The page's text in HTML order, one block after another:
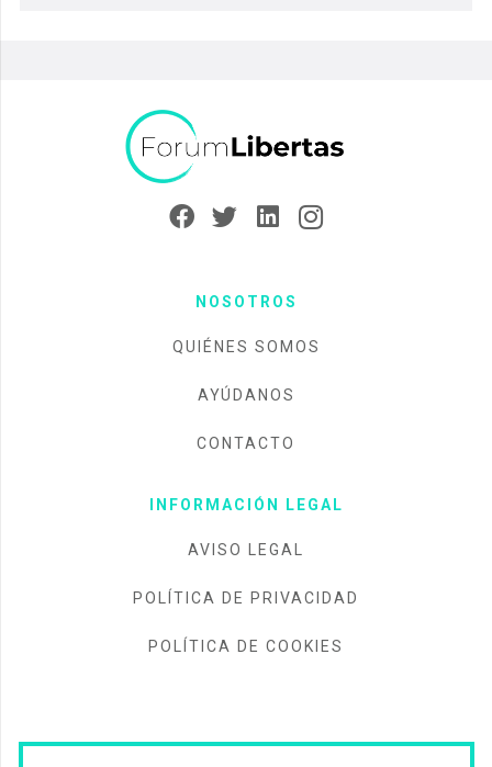
NOSOTROS
QUIÉNES SOMOS
AYÚDANOS
CONTACTO
INFORMACIÓN LEGAL
AVISO LEGAL
POLÍTICA DE PRIVACIDAD
POLÍTICA DE COOKIES